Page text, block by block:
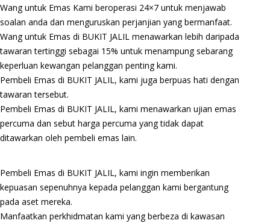
Wang untuk Emas Kami beroperasi 24×7 untuk menjawab
soalan anda dan menguruskan perjanjian yang bermanfaat.
Wang untuk Emas di BUKIT JALIL menawarkan lebih daripada
tawaran tertinggi sebagai 15% untuk menampung sebarang
keperluan kewangan pelanggan penting kami.
Pembeli Emas di BUKIT JALIL, kami juga berpuas hati dengan
tawaran tersebut.
Pembeli Emas di BUKIT JALIL, kami menawarkan ujian emas
percuma dan sebut harga percuma yang tidak dapat
ditawarkan oleh pembeli emas lain.
Pembeli Emas di BUKIT JALIL, kami ingin memberikan
kepuasan sepenuhnya kepada pelanggan kami bergantung
pada aset mereka.
Manfaatkan perkhidmatan kami yang berbeza di kawasan